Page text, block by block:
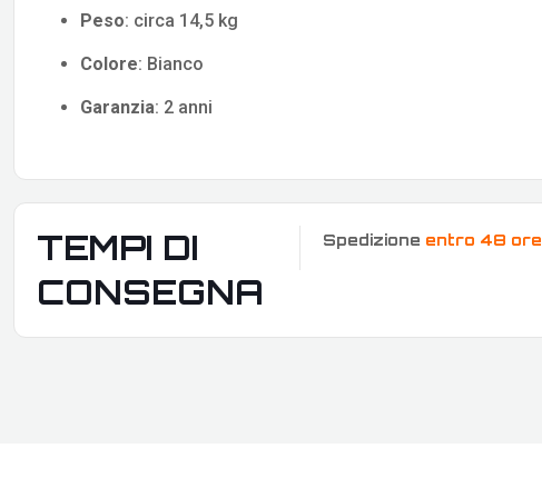
Peso: circa 14,5 kg
Colore: Bianco
Garanzia: 2 anni
TEMPI DI
CONSEGNA
Spedizione entro 48 ore